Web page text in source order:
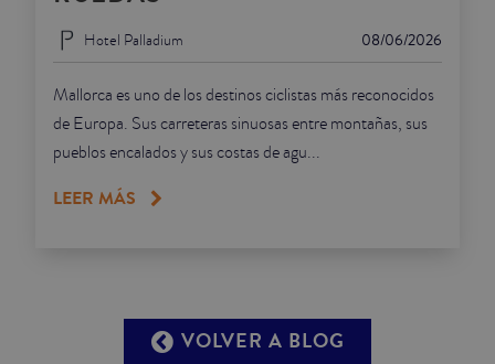
08/06/2026
Hotel Palladium
Mallorca es uno de los destinos ciclistas más reconocidos
de Europa. Sus carreteras sinuosas entre montañas, sus
pueblos encalados y sus costas de agu...
LEER MÁS
VOLVER A BLOG